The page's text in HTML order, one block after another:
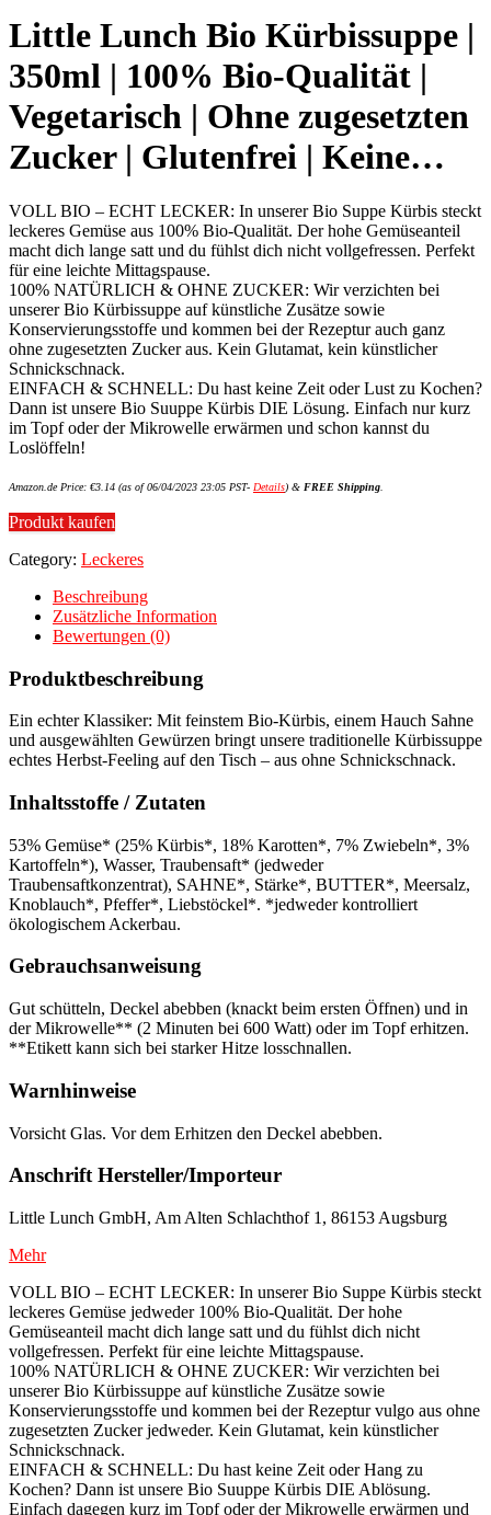
Little Lunch Bio Kürbissuppe |
350ml | 100% Bio-Qualität |
Vegetarisch | Ohne zugesetzten
Zucker | Glutenfrei | Keine…
VOLL BIO – ECHT LECKER: In unserer Bio Suppe Kürbis steckt
leckeres Gemüse aus 100% Bio-Qualität. Der hohe Gemüseanteil
macht dich lange satt und du fühlst dich nicht vollgefressen. Perfekt
für eine leichte Mittagspause.
100% NATÜRLICH & OHNE ZUCKER: Wir verzichten bei
unserer Bio Kürbissuppe auf künstliche Zusätze sowie
Konservierungsstoffe und kommen bei der Rezeptur auch ganz
ohne zugesetzten Zucker aus. Kein Glutamat, kein künstlicher
Schnickschnack.
EINFACH & SCHNELL: Du hast keine Zeit oder Lust zu Kochen?
Dann ist unsere Bio Suuppe Kürbis DIE Lösung. Einfach nur kurz
im Topf oder der Mikrowelle erwärmen und schon kannst du
Loslöffeln!
Amazon.de Price: €3.14 (as of 06/04/2023 23:05 PST- Details) & FREE Shipping
Produkt kaufen
Category: Leckeres
Beschreibung
Zusätzliche Information
Bewertungen (0)
Produktbeschreibung
Ein echter Klassiker: Mit feinstem Bio-Kürbis, einem Hauch Sahne
und ausgewählten Gewürzen bringt unsere traditionelle Kürbissuppe
echtes Herbst-Feeling auf den Tisch – aus ohne Schnickschnack.
Inhaltsstoffe / Zutaten
53% Gemüse* (25% Kürbis*, 18% Karotten*, 7% Zwiebeln*, 3%
Kartoffeln*), Wasser, Traubensaft* (jedweder
Traubensaftkonzentrat), SAHNE*, Stärke*, BUTTER*, Meersalz,
Knoblauch*, Pfeffer*, Liebstöckel*. *jedweder kontrolliert
ökologischem Ackerbau.
Gebrauchsanweisung
Gut schütteln, Deckel abebben (knackt beim ersten Öffnen) und in
der Mikrowelle** (2 Minuten bei 600 Watt) oder im Topf erhitzen.
**Etikett kann sich bei starker Hitze losschnallen.
Warnhinweise
Vorsicht Glas. Vor dem Erhitzen den Deckel abebben.
Anschrift Hersteller/Importeur
Little Lunch GmbH, Am Alten Schlachthof 1, 86153 Augsburg
Mehr
VOLL BIO – ECHT LECKER: In unserer Bio Suppe Kürbis steckt
leckeres Gemüse jedweder 100% Bio-Qualität. Der hohe
Gemüseanteil macht dich lange satt und du fühlst dich nicht
vollgefressen. Perfekt für eine leichte Mittagspause.
100% NATÜRLICH & OHNE ZUCKER: Wir verzichten bei
unserer Bio Kürbissuppe auf künstliche Zusätze sowie
Konservierungsstoffe und kommen bei der Rezeptur vulgo aus ohne
zugesetzten Zucker jedweder. Kein Glutamat, kein künstlicher
Schnickschnack.
EINFACH & SCHNELL: Du hast keine Zeit oder Hang zu
Kochen? Dann ist unsere Bio Suuppe Kürbis DIE Ablösung.
Einfach dagegen kurz im Topf oder der Mikrowelle erwärmen und